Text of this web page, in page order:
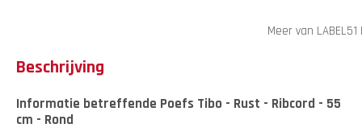
Meer van LABEL51
Beschrijving
Informatie betreffende Poefs Tibo - Rust - Ribcord - 55
cm - Rond